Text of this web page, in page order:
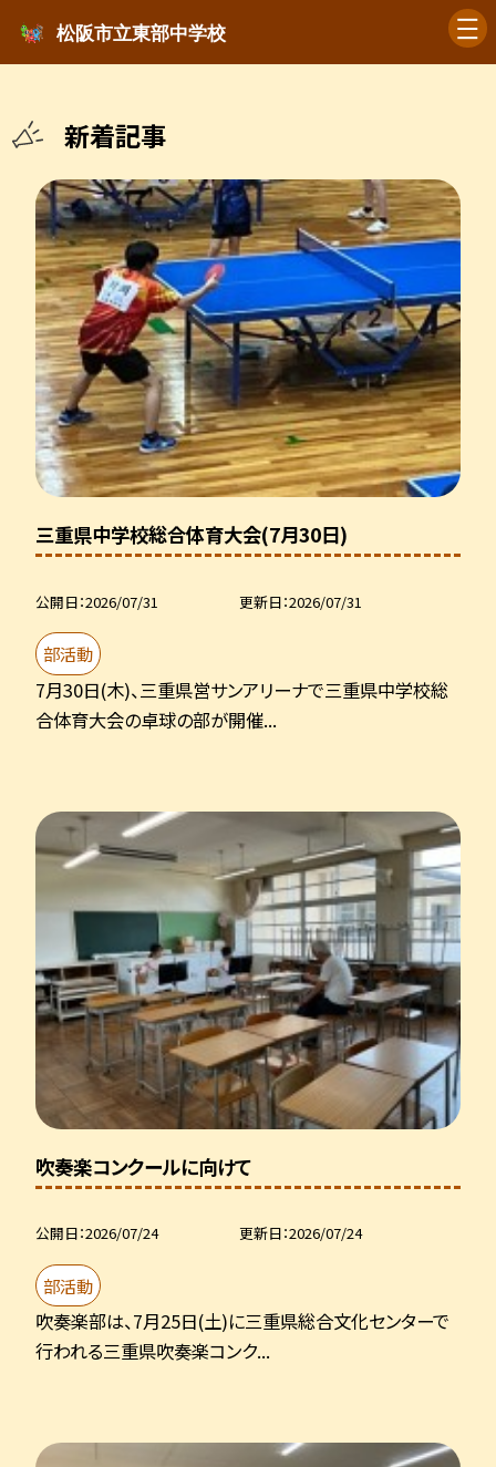
松阪市立東部中学校
新着記事
三重県中学校総合体育大会(7月30日)
公開日 2026/07/31 更新日 2026/07/31
部活動
7月30日(木)、三重県営サンアリーナで三重県中学校総
合体育大会の卓球の部が開催...
吹奏楽コンクールに向けて
公開日 2026/07/24 更新日 2026/07/24
部活動
吹奏楽部は、7月25日(土)に三重県総合文化センターで
行われる三重県吹奏楽コンク...